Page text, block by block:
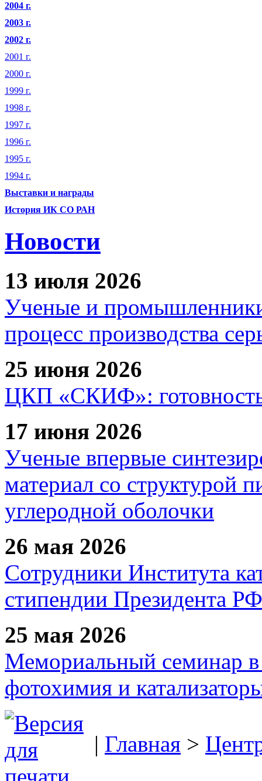
2004 г.
2003 г.
2002 г.
2001 г.
2000 г.
1999 г.
1998 г.
1997 г.
1996 г.
1995 г.
1994 г.
Выставки и награды
История ИК СО РАН
Новости
13 июля 2026
Ученые и
процесс производства
25 июня 2026
ЦКП «СКИФ»: готовность
17 июня 2026
Ученые впервые
материал со структурой
углеродной оболочки
26 мая 2026
Сотрудники Института
стипендии Президента РФ
25 мая 2026
Мемориальный семинар в
фотохимия и
| Главная >